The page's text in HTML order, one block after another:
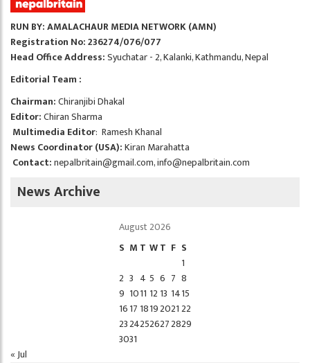
RUN BY: AMALACHAUR MEDIA NETWORK (AMN)
Registration No: 236274/076/077
Head Office Address:Syuchatar - 2, Kalanki, Kathmandu, Nepal
Editorial Team :
Chairman:Chiranjibi Dhakal
Editor:Chiran Sharma
Multimedia Editor: Ramesh Khanal
News Coordinator (USA):Kiran Marahatta
Contact:nepalbritain@gmail.com,info@nepalbritain.com
News Archive
August 2026
S M T WT F S
1
2 3 4 5 6 7 8
9 1011 12 13 1415
1617 1819202122
23242526272829
3031
« Jul